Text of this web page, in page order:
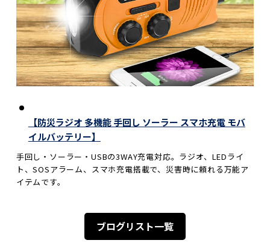
【防災ラジオ 多機能 手回し ソーラー スマホ充電 モバ
イルバッテリー】
手回し・ソーラー・USBの3WAY充電対応。ラジオ、LEDライ
ト、SOSアラーム、スマホ充電搭載で、災害時に頼れる万能ア
イテムです。
ブログリスト一覧